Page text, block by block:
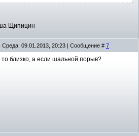
Щипицин
Среда, 09.01.2013, 20:23 | Сообщение # 7
то близко, а если шальной порыв?